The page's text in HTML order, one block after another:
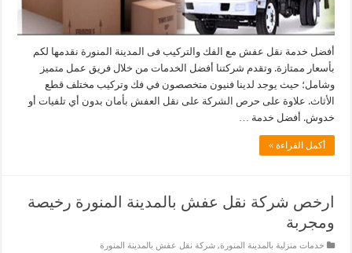
أفضل خدمة نقل عفش مع الفك والتركيب فى المدينة المنورة نقدمها لكم
بأسعار ممتازة. وتقدم شركتنا أفضل الخدمات من خلال فريق عمل متميز
وشامل؛ حيث يوجد لدينا فنيون متخصصون في فك وتركيب مختلف قطع
الأثاث. علاوة على حرص الشركة على نقل العفش بأمان بدون أي تلفيات أو
خدوش. أفضل خدمة …
أكمل القراءة »
ارخص شركة نقل عفش بالمدينة المنورة رخيصة
ومجربة
خدمات منزلية بالمدينة المنورة,شركة نقل عفش بالمدينة المنورة